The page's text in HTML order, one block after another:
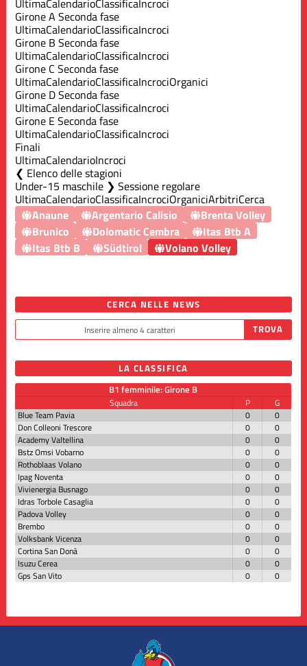
Girone A Seconda fase
UltimaCalendarioClassificaIncroci
Girone B Seconda fase
UltimaCalendarioClassificaIncroci
Girone C Seconda fase
UltimaCalendarioClassificaIncrociOrganici
Girone D Seconda fase
UltimaCalendarioClassificaIncroci
Girone E Seconda fase
UltimaCalendarioClassificaIncroci
Finali
UltimaCalendarioIncroci
Elenco delle stagioni
Under-15 maschile ❯ Sessione regolare
UltimaCalendarioClassificaIncrociOrganiciArbitriCerca
Anaune
Argentario Calisio
Brenta Volley
Brunico
Dolomatic Cembra
Itas Btb A
Itas Btb B
Südtirol Volano Volley
CERCA NELLE NEWS
LA CLASSIFICA
B1 femminile: Girone B
Squadra P
G
Blue Team Pavia
0
0
Don Colleoni Trescore
0
0
Academy Valtellina
0
0
Bstz Omsi Vobarno
0
0
Rothoblaas Volano
0
0
Ipag Noventa
0
0
Vivienergia Busnago
0
0
Idras Torbole Casaglia
0
0
Padova Volley
0
0
Brembo
0
0
Volksbank Vicenza
0
0
Cortina San Donà
0
0
Isuzu Cerea
0
0
Gps San Vito
0 0